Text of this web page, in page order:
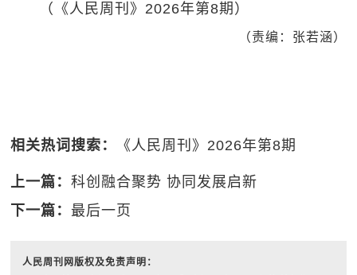
（《人民周刊》2026年第8期）
（责编：张若涵）
相关热词搜索： 《人民周刊》2026年第8期
上一篇：科创融合聚势 协同发展启新
下一篇：最后一页
人民周刊网版权及免责声明：